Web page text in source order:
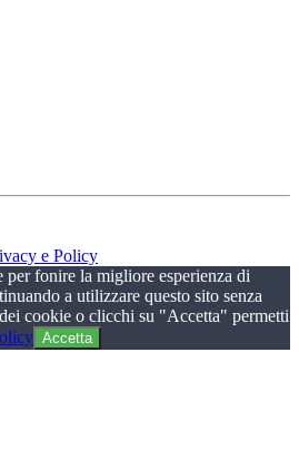
e Policy
fonire la migliore esperienza di
a utilizzare questo sito senza
cookie o clicchi su "Accetta" permetti
Accetta